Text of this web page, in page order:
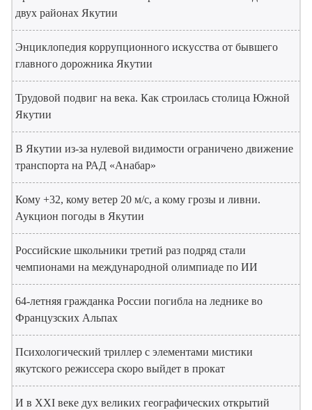
двух районах Якутии
Энциклопедия коррупционного искусства от бывшего
главного дорожника Якутии
Трудовой подвиг на века. Как строилась столица Южной
Якутии
В Якутии из-за нулевой видимости ограничено движение
транспорта на РАД «Анабар»
Кому +32, кому ветер 20 м/с, а кому грозы и ливни.
Аукцион погоды в Якутии
Российские школьники третий раз подряд стали
чемпионами на международной олимпиаде по ИИ
64-летняя гражданка России погибла на леднике во
Французских Альпах
Психологический триллер с элементами мистики
якутского режиссера скоро выйдет в прокат
И в XXI веке дух великих географических открытий